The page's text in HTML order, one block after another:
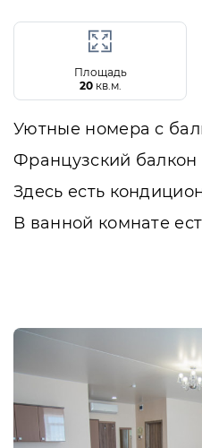
Площадь
20кв.м.
Уютные номера с
Французский
Здесь есть
В ванной комнате